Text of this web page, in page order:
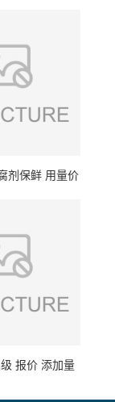
剂保鲜 用量价
报价 添加量